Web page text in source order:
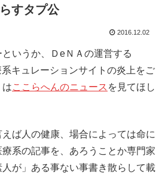
すタプ公
2016.12.02
いうか、ＤeＮＡの運営する
系キュレーションサイトの炎上をご
はここらへんのニュース を見てほし
ば人の健康、場合によっては命に
系の記事を、あろうことか専門家
が」ある事ない事書き散らして載